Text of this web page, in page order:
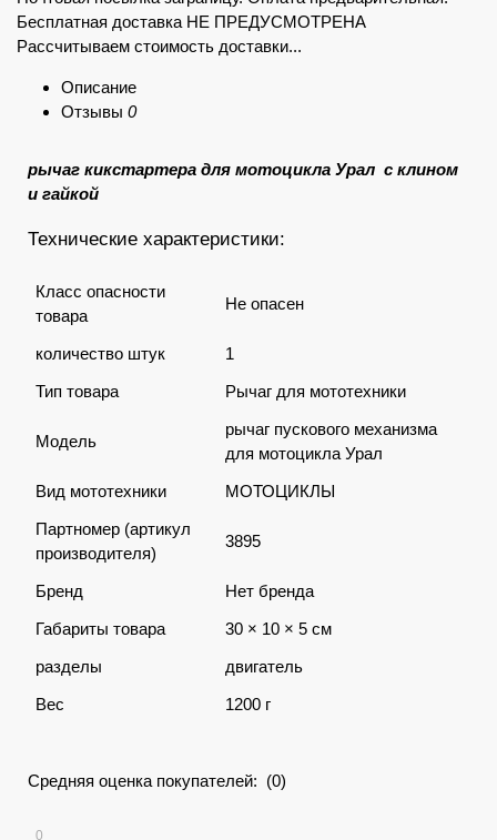
Бесплатная доставка НЕ ПРЕДУСМОТРЕНА
Рассчитываем стоимость доставки...
Описание
Отзывы 0
рычаг кикстартера для мотоцикла Урал с клином
и гайкой
Технические характеристики:
Класс опасности
товара
Не опасен
количество штук
1
Тип товара
Рычаг для мототехники
Модель
рычаг пускового механизма
для мотоцикла Урал
Вид мототехники
МОТОЦИКЛЫ
Партномер (артикул
производителя)
3895
Бренд
Нет бренда
Габариты товара
30 × 10 × 5 см
разделы
двигатель
Вес
1200 г
Средняя оценка покупателей: (0)
0